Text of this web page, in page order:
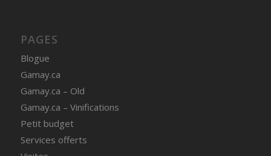
PAGES
Blogue
Gamay.ca
Gamay.ca – Old
Gamay.ca – Vinifications
Petit budget
Services offerts